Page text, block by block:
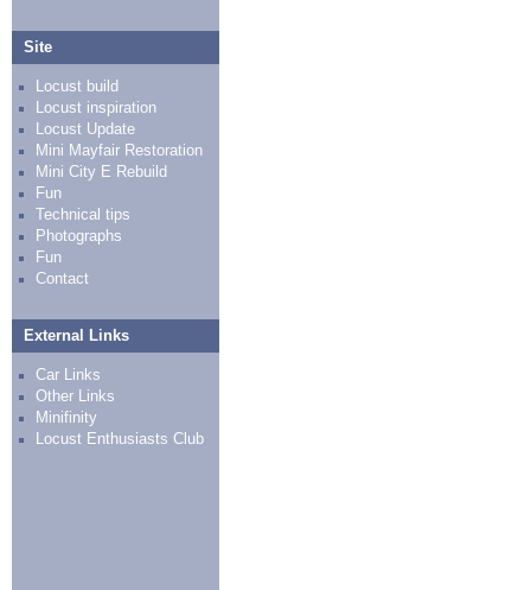
Site
Locust build
Locust inspiration
Locust Update
Mini Mayfair Restoration
Mini City E Rebuild
Fun
Technical tips
Photographs
Fun
Contact
External Links
Car Links
Other Links
Minifinity
Locust Enthusiasts Club